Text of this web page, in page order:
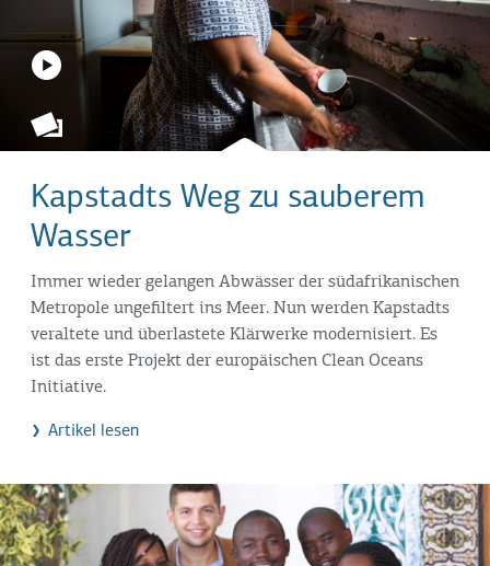
Kapstadts Weg zu sauberem
Wasser
Immer wieder gelangen Abwässer der südafrikanischen
Metropole ungefiltert ins Meer. Nun werden Kapstadts
veraltete und überlastete Klärwerke modernisiert. Es
ist das erste Projekt der europäischen Clean Oceans
Initiative.
Artikel lesen